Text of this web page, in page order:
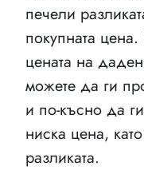
печели
покупната
цената на
можете да ги
и по-късно да
ниска цена,
разликата.